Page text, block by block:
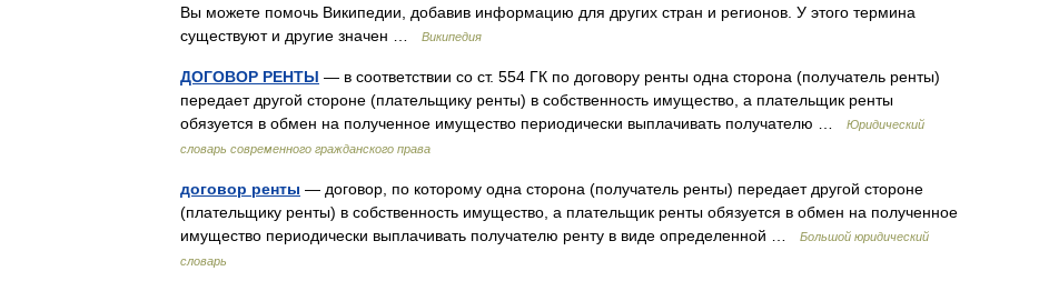
Вы можете помочь Википедии, добавив информацию для других стран и регионов. У этого термина
существуют и другие значен …
Википедия
ДОГОВОР РЕНТЫ — в соответствии со ст. 554 ГК по договору ренты одна сторона (получатель ренты)
передает другой стороне (плательщику ренты) в собственность имущество, а плательщик ренты
обязуется в обмен на полученное имущество периодически выплачивать получателю …
Юридический
словарь современного гражданского права
договор ренты — договор, пo которому одна сторона (получатель ренты) передает другой стороне
(плательщику ренты) в собственность имущество, а плательщик ренты обязуется в обмен на полученное
имущество периодически выплачивать получателю ренту в виде определенной …
Большой юридический
словарь